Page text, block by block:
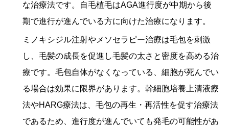
な治療法です。自毛植毛はAGA進行度が中期から後
期で進行が進んでいる方に向けた治療になります。
ミノキシジル注射やメソセラピー治療は毛包を刺激
し、毛髪の成長を促進し毛髪の太さと密度を高める治
療です。 毛包自体がなくなっている、細胞が死んでい
る場合は効果に限界があります。幹細胞培養上清液療
法やHARG療法は、毛包の再生・再活性を促す治療法
であるため、進行度が進んでいても発毛の可能性があ